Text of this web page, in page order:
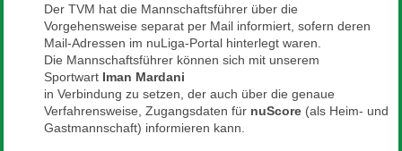
Der TVM hat die Mannschaftsführer über die
Vorgehensweise separat per Mail informiert, sofern deren
Mail-Adressen im nuLiga-Portal hinterlegt waren.
Die Mannschaftsführer können sich mit unserem
Sportwart Iman Mardani
in Verbindung zu setzen, der auch über die genaue
Verfahrensweise, Zugangsdaten für nuScore(als Heim- und
Gastmannschaft) informieren kann.